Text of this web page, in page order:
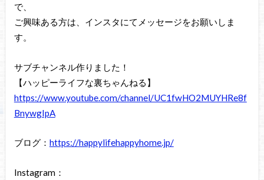
で、
ご興味ある方は、インスタにてメッセージをお願いしま
す。
サブチャンネル作りました！
【ハッピーライフな裏ちゃんねる】
https://www.youtube.com/channel/UC1fwHO2MUYHRe8f
BnywgIpA
ブログ： https://happylifehappyhome.jp/
Instagram：